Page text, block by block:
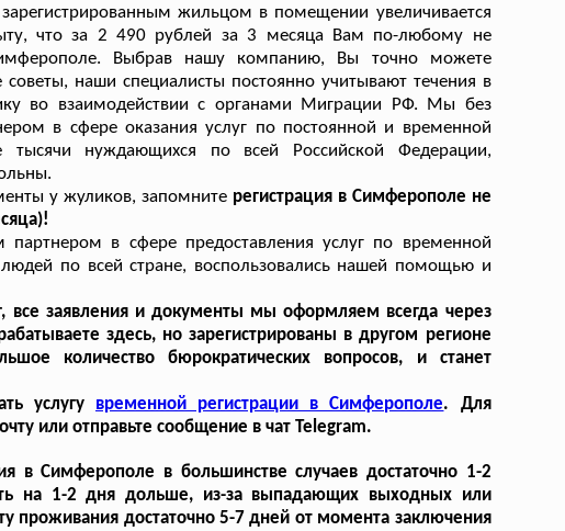
жильцом в помещении увеличивается
что за 2 490 рублей за 3 месяца Вам по-любому не
Выбрав нашу компанию, Вы точно можете
наши специалисты постоянно учитывают течения в
во взаимодействии с органами Миграции РФ. Мы без
в сфере оказания услуг по постоянной и временной
нуждающихся по всей Российской Федерации,
у жуликов, запомните регистрация в Симферополе не
в сфере предоставления услуг по временной
по всей стране, воспользовались нашей помощью и
все заявления и документы мы оформляем всегда через
здесь, но зарегистрированы в другом регионе
количество бюрократических вопросов, и станет
услугу временной регистрации в Симферополе. Для
или отправьте сообщение в чат Telegram.
в Симферополе в большинстве случаев достаточно 1-2
на 1-2 дня дольше, из-за выпадающих выходных или
проживания достаточно 5-7 дней от момента заключения